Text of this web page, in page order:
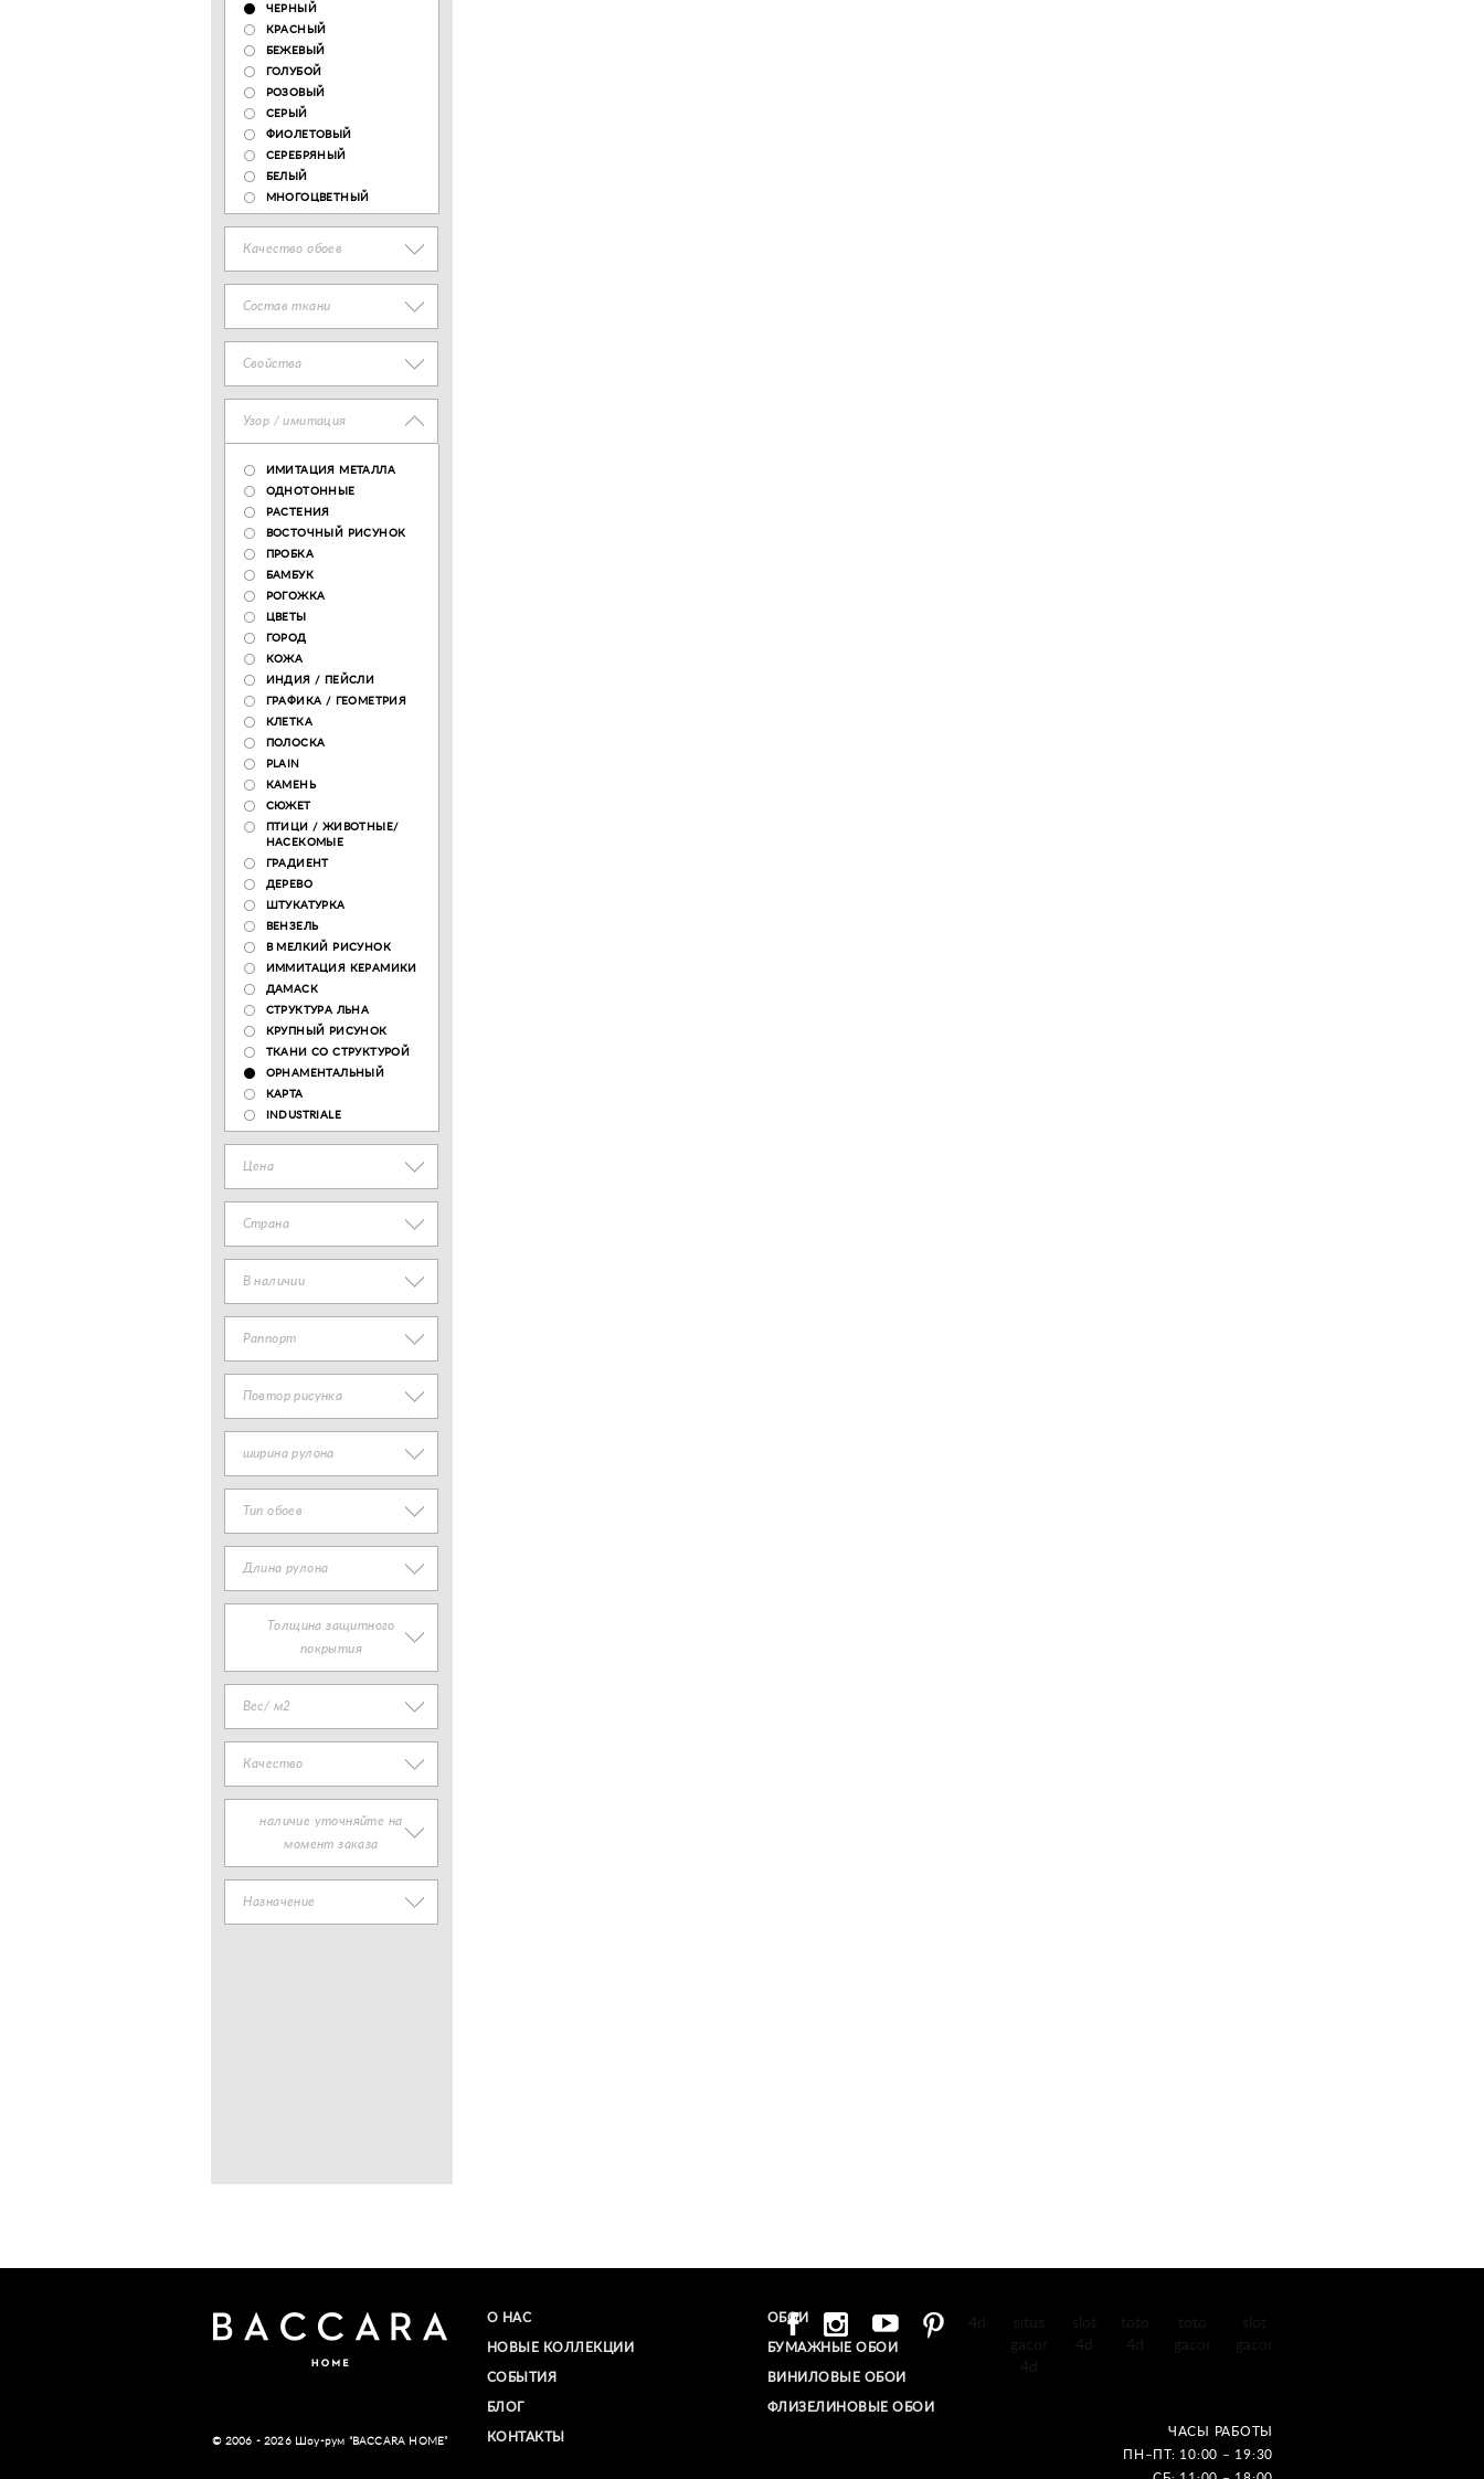
ЧЕРНЫЙ
КРАСНЫЙ
БЕЖЕВЫЙ
ГОЛУБОЙ
РОЗОВЫЙ
СЕРЫЙ
ФИОЛЕТОВЫЙ
СЕРЕБРЯНЫЙ
БЕЛЫЙ
МНОГОЦВЕТНЫЙ
Качество обоев
Состав ткани
Свойства
Узор / имитация
ИМИТАЦИЯ МЕТАЛЛА
ОДНОТОННЫЕ
РАСТЕНИЯ
ВОСТОЧНЫЙ РИСУНОК
ПРОБКА
БАМБУК
РОГОЖКА
ЦВЕТЫ
ГОРОД
КОЖА
ИНДИЯ / ПЕЙСЛИ
ГРАФИКА / ГЕОМЕТРИЯ
КЛЕТКА
ПОЛОСКА
PLAIN
КАМЕНЬ
СЮЖЕТ
ПТИЦИ / ЖИВОТНЫЕ/
НАСЕКОМЫЕ
ГРАДИЕНТ
ДЕРЕВО
ШТУКАТУРКА
ВЕНЗЕЛЬ
В МЕЛКИЙ РИСУНОК
ИММИТАЦИЯ КЕРАМИКИ
ДАМАСК
СТРУКТУРА ЛЬНА
КРУПНЫЙ РИСУНОК
ТКАНИ СО СТРУКТУРОЙ
ОРНАМЕНТАЛЬНЫЙ
КАРТА
INDUSTRIALE
Цена
Страна
В наличии
Раппорт
Повтор рисунка
ширина рулона
Тип обоев
Длина рулона
Толщина защитного
покрытия
Вес/ м2
Качество
наличие уточняйте на
момент заказа
Назначение
© 2006 - 2026 Шоу-рум “BACCARA HOME”
О НАС
НОВЫЕ КОЛЛЕКЦИИ
СОБЫТИЯ
БЛОГ
КОНТАКТЫ
ОБОИ
БУМАЖНЫЕ ОБОИ
ВИНИЛОВЫЕ ОБОИ​
ФЛИЗЕЛИНОВЫЕ ОБОИ
ЧАСЫ РАБОТЫ
ПН–ПТ: 10:00 – 19:30